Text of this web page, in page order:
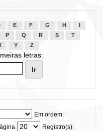
E F G H
P Q R S
T
Y Z
letras:
Em ordem:
Registro(s):